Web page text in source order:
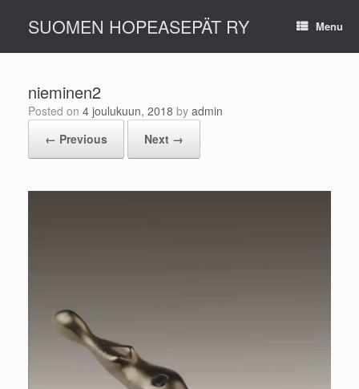
contentSUOMEN HOPEASEPÄT RY Menu
nieminen2
Posted on 4 joulukuun, 2018 by admin
← Previous
Next →